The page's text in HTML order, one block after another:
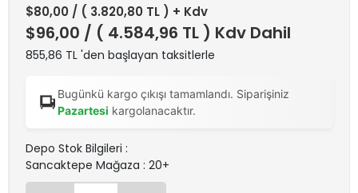
$80,00 / ( 3.820,80 TL ) + Kdv
$96,00 / ( 4.584,96 TL ) Kdv Dahil
855,86 TL 'den başlayan taksitlerle
Bugünkü kargo çıkışı tamamlandı. Siparişiniz
Pazartesi kargolanacaktır.
Depo Stok Bilgileri :
Sancaktepe Mağaza : 20+